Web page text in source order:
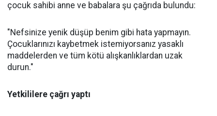
çocuk sahibi anne ve babalara şu çağrıda bulundu:
"Nefsinize yenik düşüp benim gibi hata yapmayın.
Çocuklarınızı kaybetmek istemiyorsanız yasaklı
maddelerden ve tüm kötü alışkanlıklardan uzak
durun."
Yetkililere çağrı yaptı